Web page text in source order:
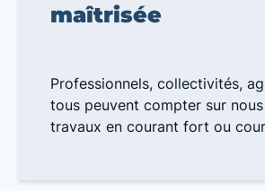
maîtrisée
Professionnels, collectivités,
tous peuvent compter sur
travaux en courant fort ou